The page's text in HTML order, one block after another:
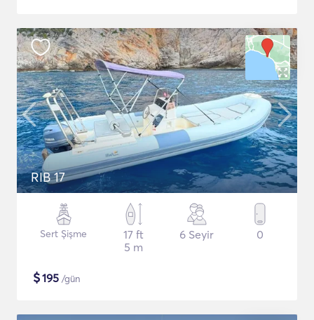
RIB 17
Sert Şişme
17 ft
5 m
6 Seyir 0
$195 /gün